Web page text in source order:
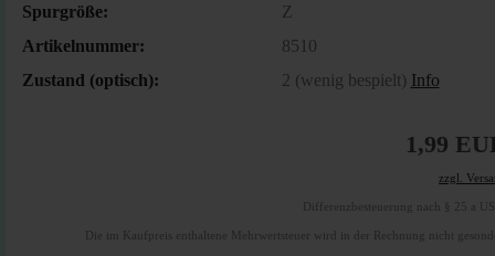
Spurgröße:
Z
Artikelnummer:
8510
Zustand (optisch):
2 (wenig bespielt) Info
1,99
zzgl.
Differenzbesteuerung nach § 25 a
Die im Kaufpreis enthaltene Mehrwertsteuer wird in der Rechnung nicht